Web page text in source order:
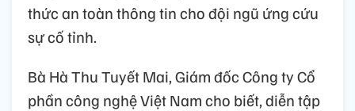
thức an toàn thông tin cho đội ngũ ứng cứu
sự cố tỉnh.
Bà Hà Thu Tuyết Mai, Giám đốc Công ty Cổ
phần công nghệ Việt Nam cho biết, diễn tập